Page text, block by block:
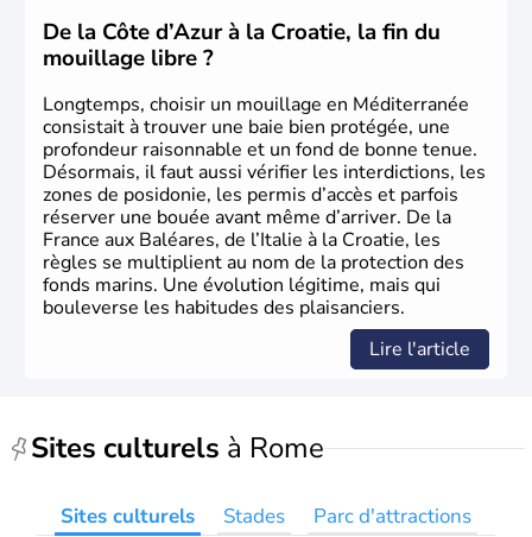
De la Côte d’Azur à la Croatie, la fin du
mouillage libre ?
Longtemps, choisir un mouillage en Méditerranée
consistait à trouver une baie bien protégée, une
profondeur raisonnable et un fond de bonne tenue.
Désormais, il faut aussi vérifier les interdictions, les
zones de posidonie, les permis d’accès et parfois
réserver une bouée avant même d’arriver. De la
France aux Baléares, de l’Italie à la Croatie, les
règles se multiplient au nom de la protection des
fonds marins. Une évolution légitime, mais qui
bouleverse les habitudes des plaisanciers.
Lire l'article
Sites culturels à Rome
Sites culturels Stades Parc d'attractions